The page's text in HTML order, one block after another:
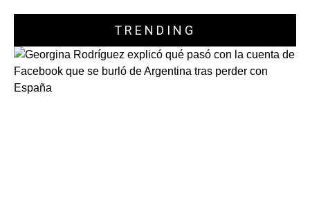
TRENDING